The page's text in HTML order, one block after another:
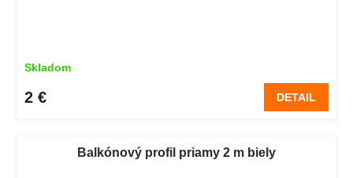
Skladom
2 € DETAIL
Balkónový profil priamy 2 m biely